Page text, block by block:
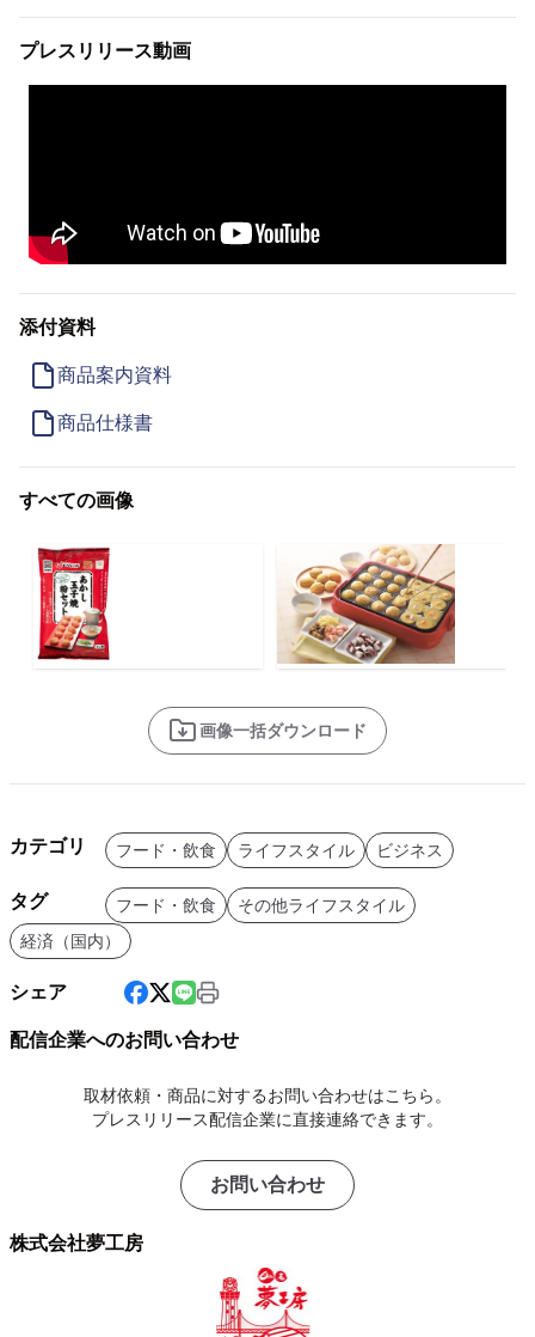
プレスリリース動画
添付資料
商品案内資料
商品仕様書
すべての画像
画像一括ダウンロード
カテゴリ フード・飲食 ライフスタイル ビジネス
タグ フード・飲食
その他ライフスタイル
経済（国内）
シェア
配信企業へのお問い合わせ
取材依頼・商品に対するお問い合わせはこちら。
プレスリリース配信企業に直接連絡できます。
お問い合わせ
株式会社夢工房